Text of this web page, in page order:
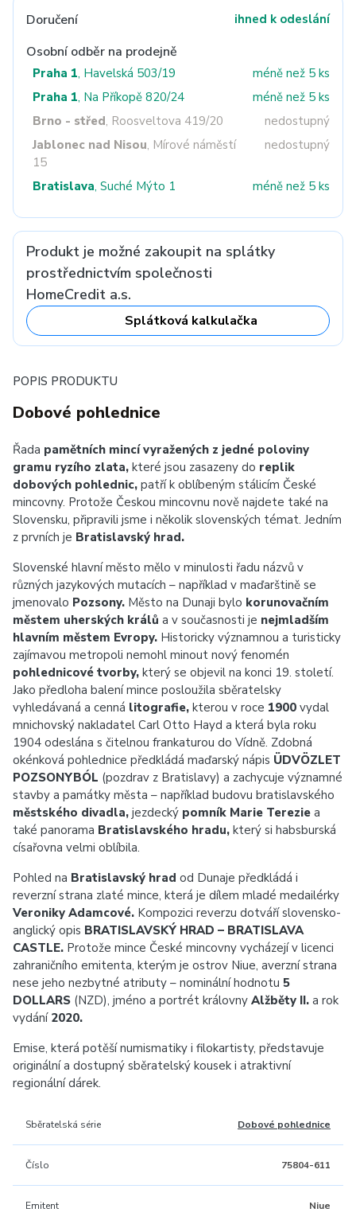
Doručení ihned k odeslání
Osobní odběr na prodejně
Praha 1, Havelská 503/19
méně než 5 ks
Praha 1, Na Příkopě 820/24
méně než 5 ks
Brno - střed, Roosveltova 419/20
nedostupný
Jablonec nad Nisou, Mírové náměstí
15
nedostupný
Bratislava, Suché Mýto 1 méně než 5 ks
Produkt je možné zakoupit na splátky
prostřednictvím společnosti
HomeCredit a.s.
Splátková kalkulačka
POPIS PRODUKTU
Dobové pohlednice
Řada pamětních mincí vyražených z jedné poloviny
gramu ryzího zlata, které jsou zasazeny do replik
dobových pohlednic, patří k oblíbeným stálicím České
mincovny. Protože Českou mincovnu nově najdete také na
Slovensku, připravili jsme i několik slovenských témat. Jedním
z prvních je Bratislavský hrad.
Slovenské hlavní město mělo v minulosti řadu názvů v
různých jazykových mutacích – například v maďarštině se
jmenovalo Pozsony. Město na Dunaji bylo korunovačním
městem uherských králů a v současnosti je nejmladším
hlavním městem Evropy. Historicky významnou a turisticky
zajímavou metropoli nemohl minout nový fenomén
pohlednicové tvorby, který se objevil na konci 19. století.
Jako předloha balení mince posloužila sběratelsky
vyhledávaná a cenná litografie, kterou v roce 1900 vydal
mnichovský nakladatel Carl Otto Hayd a která byla roku
1904 odeslána s čitelnou frankaturou do Vídně. Zdobná
okénková pohlednice předkládá maďarský nápis ÜDVÖZLET
POZSONYBÓL (pozdrav z Bratislavy) a zachycuje významné
stavby a památky města – například budovu bratislavského
městského divadla, jezdecký pomník Marie Terezie a
také panorama Bratislavského hradu, který si habsburská
císařovna velmi oblíbila.
Pohled na Bratislavský hrad od Dunaje předkládá i
reverzní strana zlaté mince, která je dílem mladé medailérky
Veroniky Adamcové. Kompozici reverzu dotváří slovensko-
anglický opis BRATISLAVSKÝ HRAD – BRATISLAVA
CASTLE. Protože mince České mincovny vycházejí v licenci
zahraničního emitenta, kterým je ostrov Niue, averzní strana
nese jeho nezbytné atributy – nominální hodnotu 5
DOLLARS (NZD), jméno a portrét královny Alžběty II. a rok
vydání 2020.
Emise, která potěší numismatiky i filokartisty, představuje
originální a dostupný sběratelský kousek i atraktivní
regionální dárek.
Sběratelská série Dobové pohlednice
Číslo 75804-611
Emitent Niue